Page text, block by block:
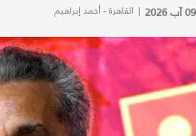
09 آب 2026 | القاهرة - أحمد إبراهيم